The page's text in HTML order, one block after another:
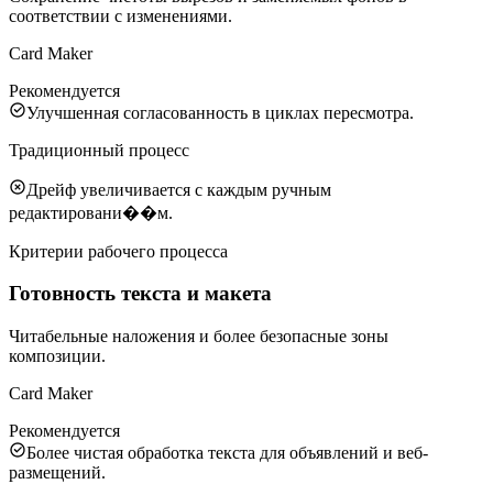
соответствии с изменениями.
Card Maker
Рекомендуется
Улучшенная согласованность в циклах пересмотра.
Традиционный процесс
Дрейф увеличивается с каждым ручным
редактировани��м.
Критерии рабочего процесса
Готовность текста и макета
Читабельные наложения и более безопасные зоны
композиции.
Card Maker
Рекомендуется
Более чистая обработка текста для объявлений и веб-
размещений.